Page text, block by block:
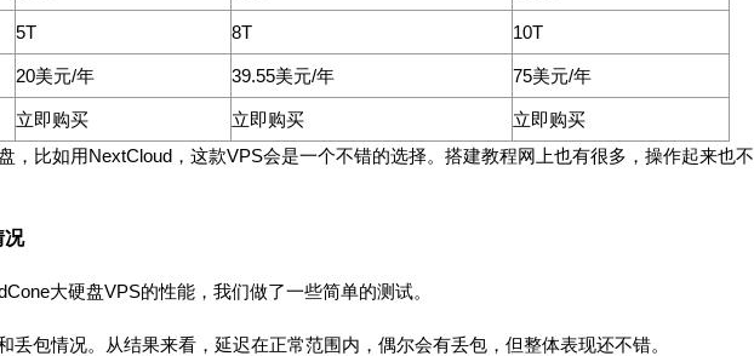
5T 8T 10T
20美元/年 39.55美元/年 75美元/年
立即购买 立即购买
立即购买
，比如用NextCloud，这款VPS会是一个不错的选择。搭建教程网上也有很多，操作起来也不
况
大硬盘VPS的性能，我们做了一些简单的测试。
丢包情况。从结果来看，延迟在正常范围内，偶尔会有丢包，但整体表现还不错。